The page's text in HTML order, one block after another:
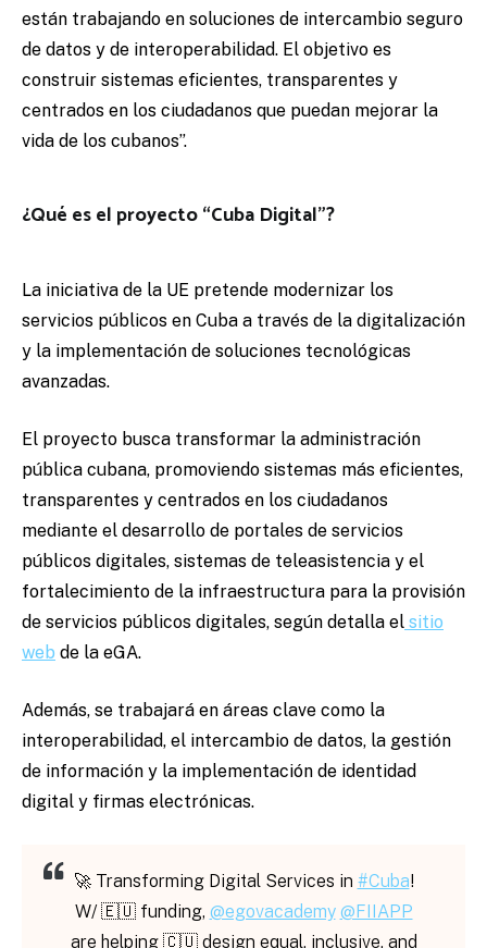
están trabajando en soluciones de intercambio seguro
de datos y de interoperabilidad. El objetivo es
construir sistemas eficientes, transparentes y
centrados en los ciudadanos que puedan mejorar la
vida de los cubanos”.
¿Qué es el proyecto “Cuba Digital”?
La iniciativa de la UE pretende modernizar los
servicios públicos en Cuba a través de la digitalización
y la implementación de soluciones tecnológicas
avanzadas.
El proyecto busca transformar la administración
pública cubana, promoviendo sistemas más eficientes,
transparentes y centrados en los ciudadanos
mediante el desarrollo de portales de servicios
públicos digitales, sistemas de teleasistencia y el
fortalecimiento de la infraestructura para la provisión
de servicios públicos digitales, según detalla el sitio
web de la eGA.
Además, se trabajará en áreas clave como la
interoperabilidad, el intercambio de datos, la gestión
de información y la implementación de identidad
digital y firmas electrónicas.
🚀 Transforming Digital Services in #Cuba!
W/ 🇪🇺 funding, @egovacademy @FIIAPP
are helping 🇨🇺 design equal, inclusive, and